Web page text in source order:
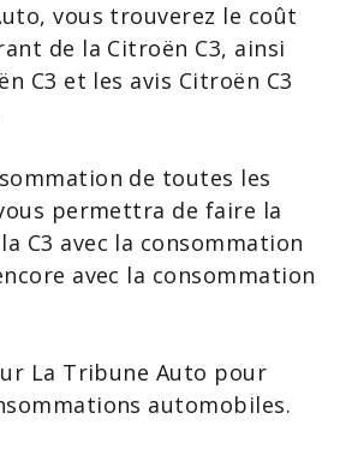
vous trouverez le coût
de la Citroën C3, ainsi
C3 et les avis Citroën C3
de toutes les
permettra de faire la
C3 avec la consommation
avec la consommation
La Tribune Auto pour
automobiles.